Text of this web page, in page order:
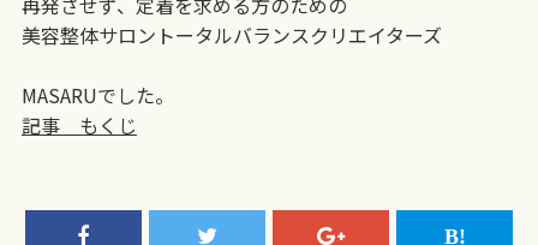
美容整体サロントータルバランスクリエイターズ
MASARUでした。
記事 もくじ